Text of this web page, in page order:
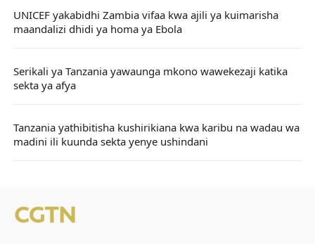
UNICEF yakabidhi Zambia vifaa kwa ajili ya kuimarisha
maandalizi dhidi ya homa ya Ebola
Serikali ya Tanzania yawaunga mkono wawekezaji katika
sekta ya afya
Tanzania yathibitisha kushirikiana kwa karibu na wadau wa
madini ili kuunda sekta yenye ushindani